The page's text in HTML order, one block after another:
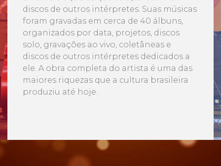
discos de outros intérpretes. Suas músicas
foram gravadas em cerca de 40 álbuns,
organizados por data, projetos, discos
solo, gravações ao vivo, coletâneas e
discos de outros intérpretes dedicados a
ele. A obra completa do artista é uma das
maiores riquezas que a cultura brasileira
produziu até hoje.